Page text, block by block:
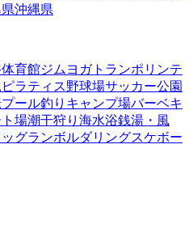
沖縄県
体育館ジム ヨガトランポリンテ
ピラティス野球場サッカー公園
プール釣り キャンプ場バーベキ
場潮干狩り 海水浴銭湯・風
ッグランボルダリングスケボー